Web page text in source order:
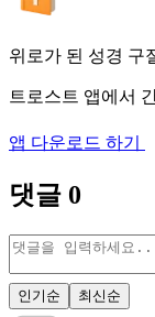
위로가 된 성경 구
트로스트 앱에서
앱 다운로드 하기
댓글 0
인기순
최신순